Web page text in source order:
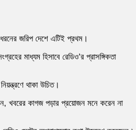
জরিপ দেশে এটিই প্রথম।
মাধ্যম হিসাবে রেডিও’র প্রাসঙ্গিকতা
থাকা উচিত।
খবরের কাগজ পড়ার প্রয়োজন মনে করেন না